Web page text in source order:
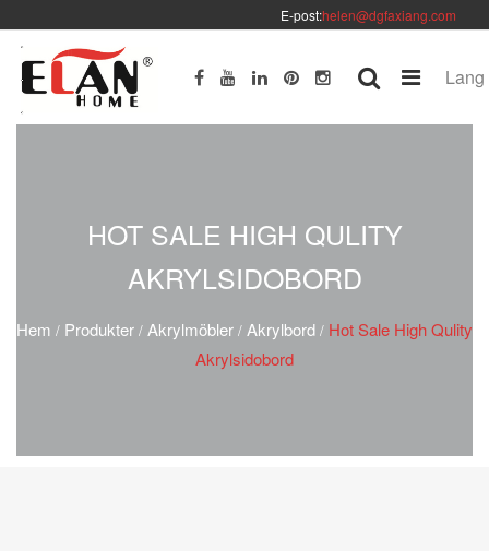
E-post:helen@dgfaxiang.com
Lang
HOT SALE HIGH QULITY
AKRYLSIDOBORD
Hem / Produkter / Akrylmöbler / Akrylbord / Hot Sale High Qulity
Akrylsidobord